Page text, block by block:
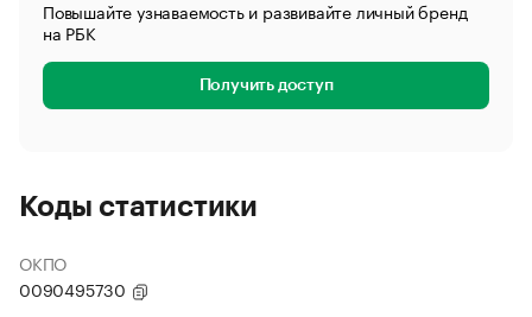
Повышайте узнаваемость и развивайте личный бренд
на РБК
Получить доступ
Коды статистики
ОКПО
0090495730